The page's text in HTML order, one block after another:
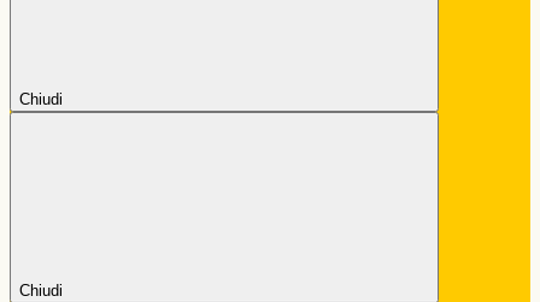
Chiudi
Chiudi